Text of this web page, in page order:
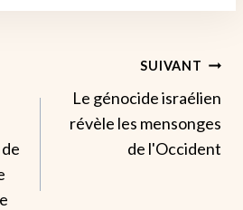
SUIVANT
Le génocide israélien
révèle les mensonges
de l'Occident